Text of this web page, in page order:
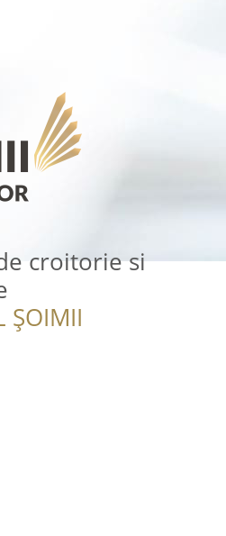
croitorie si
ȘOIMII